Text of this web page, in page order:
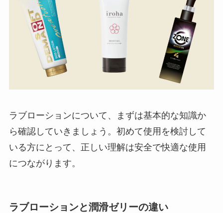
ラブローションについて、まずは基本的な知識か
ら確認していきましょう。初めて使用を検討して
いる方にとって、正しい理解は安全で快適な使用
につながります。
ラブローションと潤滑ゼリーの違い